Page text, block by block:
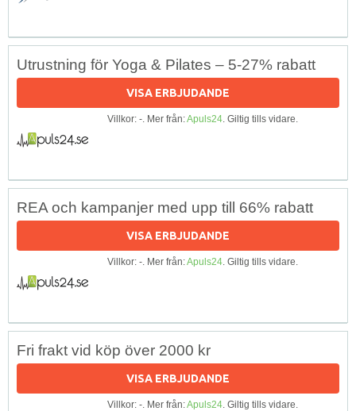
Utrustning för Yoga & Pilates – 5-27% rabatt
VISA ERBJUDANDE
Villkor: -. Mer från:Apuls24. Giltig tills vidare.
REA och kampanjer med upp till 66% rabatt
VISA ERBJUDANDE
Villkor: -. Mer från:Apuls24. Giltig tills vidare.
Fri frakt vid köp över 2000 kr
VISA ERBJUDANDE
Villkor: -. Mer från:Apuls24. Giltig tills vidare.